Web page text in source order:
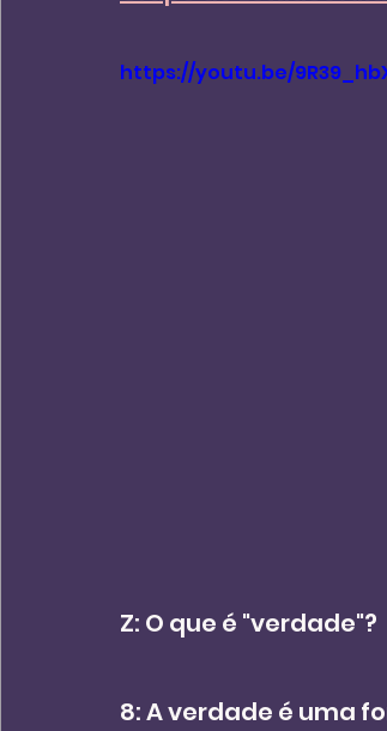
https://youtu.be/
Z: O que é "verdade"?
8: A verdade é uma